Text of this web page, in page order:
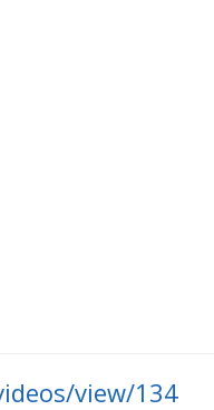
view/134